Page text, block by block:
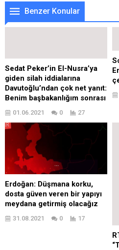
Benzer Konular
Sedat Peker’in El-Nusra’ya
giden silah iddialarına
Davutoğlu’ndan çok net yanıt:
Benim başbakanlığım sonrası
01.06.2021 0 27
Erdoğan: Düşmana korku,
dosta güven veren bir yapıyı
meydana getirmiş olacağız
31.08.2021 0 17